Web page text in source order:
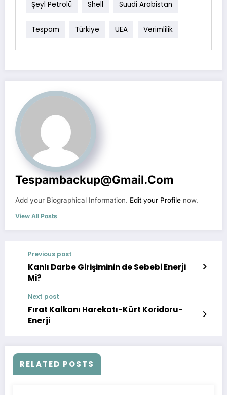
Şeyl Petrolü Shell Suudi Arabistan
Tespam Türkiye UEA Verimlilik
Tespambackup@gmail.com
Add your Biographical Information. Edit your Profile now.
View All Posts
Previous post
Kanlı Darbe Girişiminin de Sebebi Enerji
Mi?
Next post
Fırat Kalkanı Harekatı-Kürt Koridoru-
Enerji
RELATED POSTS